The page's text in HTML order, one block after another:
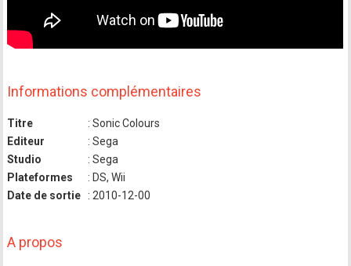
Informations complémentaires
Titre
: Sonic Colours
Editeur
: Sega
Studio
: Sega
Plateformes
: DS, Wii
Date de sortie
: 2010-12-00
A propos